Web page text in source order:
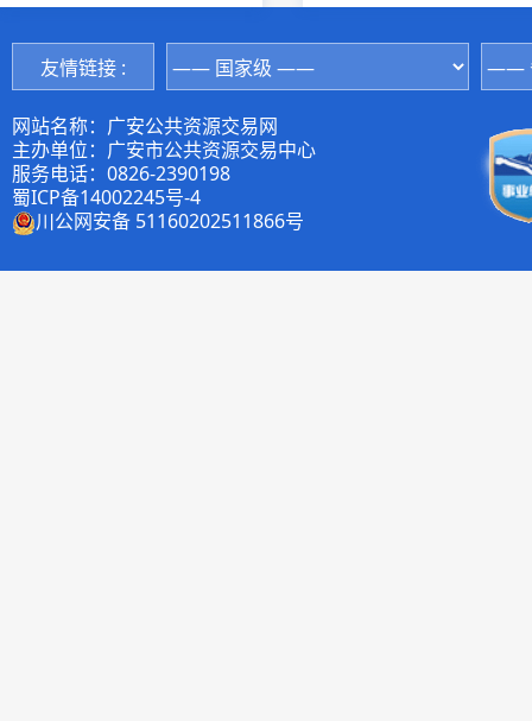
友情链接 :
网站名称：广安公共资源交易网
主办单位：广安市公共资源交易中心
服务电话：0826-2390198
蜀ICP备14002245号-4
川公网安备 51160202511866号